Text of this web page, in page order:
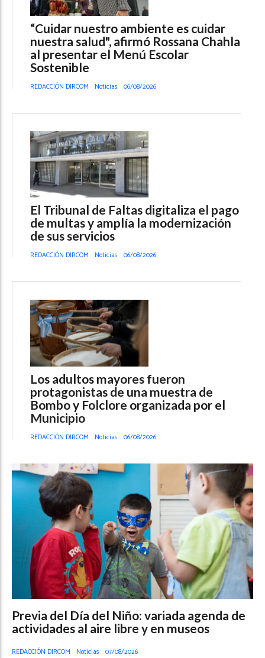
“Cuidar nuestro ambiente es cuidar
nuestra salud", afirmó Rossana Chahla
al presentar el Menú Escolar
Sostenible
REDACCIÓN DIRCOM Noticias 06/08/2026
El Tribunal de Faltas digitaliza el pago
de multas y amplía la modernización
de sus servicios
REDACCIÓN DIRCOM Noticias 06/08/2026
Los adultos mayores fueron
protagonistas de una muestra de
Bombo y Folclore organizada por el
Municipio
REDACCIÓN DIRCOM Noticias 06/08/2026
Previa del Día del Niño: variada agenda de
actividades al aire libre y en museos
REDACCIÓN DIRCOM Noticias 07/08/2026